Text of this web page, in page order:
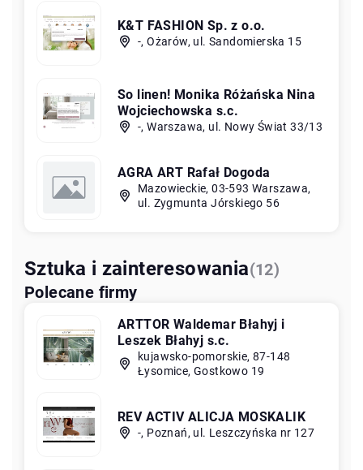
K&T FASHION Sp. z o.o.
-, Ożarów, ul. Sandomierska 15
So linen! Monika Różańska Nina
Wojciechowska s.c.
-, Warszawa, ul. Nowy Świat 33/13
AGRA ART Rafał Dogoda
Mazowieckie, 03-593 Warszawa,
ul. Zygmunta Jórskiego 56
Sztuka i zainteresowania(12)
Polecane firmy
ARTTOR Waldemar Błahyj i
Leszek Błahyj s.c.
kujawsko-pomorskie, 87-148
Łysomice, Gostkowo 19
REV ACTIV ALICJA MOSKALIK
-, Poznań, ul. Leszczyńska nr 127